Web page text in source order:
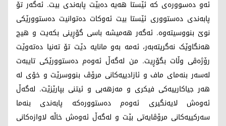
ئەو دەسوورەی کە ئێستا هەیە دەبێت پابەندی بیت. ئەگەر تۆ
پابەندی دەستووری ئێستا بیت ئەوکات دەتوانیت دەستوورێکی
نوێ بنووسیتەوە. ئەگەر هەمیشە باسی گۆڕینی بکەیت و هیچ
هەنگاوێک نەگریتەبەر، ئەمە بەو مانایە دێت تۆ تەنیا دەتەوێت
رۆژەڤی وڵات بگۆڕیت. من لەگەڵ ئەوەم دەستوورێکی تایبەت
لەسەر بنەمای ماف و ئازادییەکانی مرۆڤ بنووسرێت و خۆی لە
هەر جیاکارییەکی فیکری و مەزهەبی و ئیتنی بپارێزێت. لەگەڵ
ئەوەش لایەنگیری ئەوەم دەستوورەکە پابەندی بنەما
سەرکییەکانی مرۆڤایەتی بێت و لەگەڵ ئەوەش خاڵە لاوازەکانی